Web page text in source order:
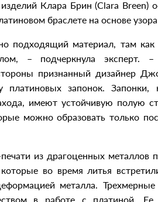
Клара Брин (Clara Breen)
браслете на основе
подходящий материал, там как
– подчеркнула эксперт.
признанный дизайнер
платиновых запонок. Запонки,
имеют устойчивую полую
можно образовать только
из драгоценных металлов
во время литья
металла. Трехмерные
в работе с платиной. Ее